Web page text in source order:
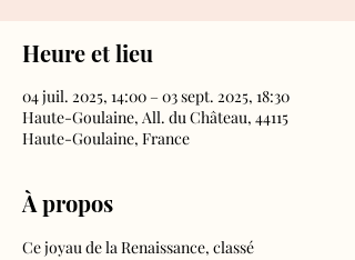
Heure et lieu
04 juil. 2025, 14:00 – 03 sept. 2025, 18:30
Haute-Goulaine, All. du Château, 44115
Haute-Goulaine, France
À propos
Ce joyau de la Renaissance, classé